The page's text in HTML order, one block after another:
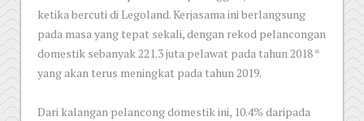
ketika bercuti di Legoland. Kerjasama ini berlangsung
pada masa yang tepat sekali, dengan rekod pelancongan
domestik sebanyak 221.3 juta pelawat pada tahun 2018 *
yang akan terus meningkat pada tahun 2019.
Dari kalangan pelancong domestik ini, 10.4% daripada